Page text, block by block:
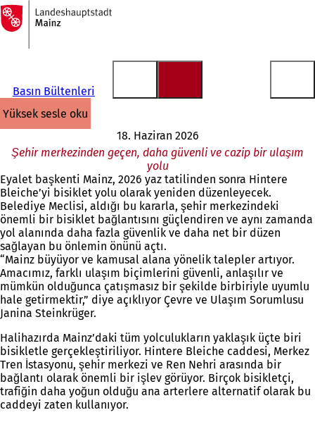
İçeriğe atla
Ana
sayfaya
Basın Bültenleri
yüksek sesle oku
18. Haziran 2026
Şehir merkezinden geçen, daha güvenli ve cazip bir ulaşım
yolu
Eyalet başkenti Mainz, 2026 yaz tatilinden sonra Hintere
Bleiche’yi bisiklet yolu olarak yeniden düzenleyecek.
Belediye Meclisi, aldığı bu kararla, şehir merkezindeki
önemli bir bisiklet bağlantısını güçlendiren ve aynı zamanda
yol alanında daha fazla güvenlik ve daha net bir düzen
sağlayan bu önlemin önünü açtı.
“Mainz büyüyor ve kamusal alana yönelik talepler artıyor.
Amacımız, farklı ulaşım biçimlerini güvenli, anlaşılır ve
mümkün olduğunca çatışmasız bir şekilde birbiriyle uyumlu
hale getirmektir,” diye açıklıyor Çevre ve Ulaşım Sorumlusu
Janina Steinkrüger.
Halihazırda Mainz’daki tüm yolculukların yaklaşık üçte biri
bisikletle gerçekleştiriliyor. Hintere Bleiche caddesi, Merkez
Tren İstasyonu, şehir merkezi ve Ren Nehri arasında bir
bağlantı olarak önemli bir işlev görüyor. Birçok bisikletçi,
trafiğin daha yoğun olduğu ana arterlere alternatif olarak bu
caddeyi zaten kullanıyor.